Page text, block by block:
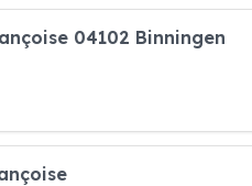
04102 Binningen